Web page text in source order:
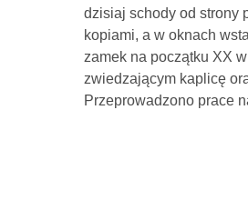
dzisiaj schody od strony
kopiami, a w oknach
zamek na początku XX
zwiedzającym kaplicę
Przeprowadzono prace